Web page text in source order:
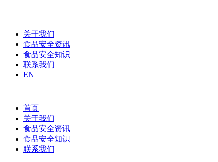
关于我们
食品安全资讯
食品安全知识
联系我们
EN
首页
关于我们
食品安全资讯
食品安全知识
联系我们